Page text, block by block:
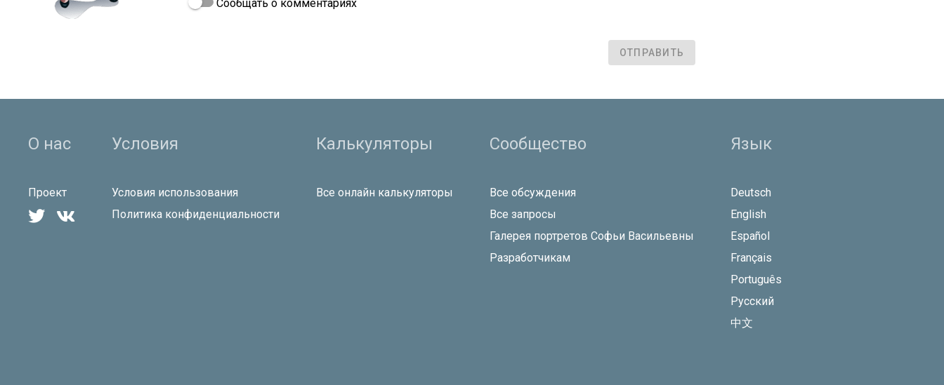
Сообщать о комментариях
ОТПРАВИТЬ
О нас
Проект
 
Условия
Условия использования
Политика конфиденциальности
Калькуляторы
Все онлайн калькуляторы
Сообщество
Все обсуждения
Все запросы
Галерея портретов Софьи Васильевны
Разработчикам
Язык
Deutsch
English
Español
Français
Português
Русский
中文